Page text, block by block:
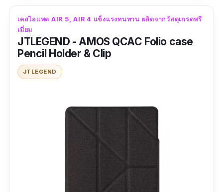
ใช้งาน รองรับฟังก์ชัน Wakeup/Sleep ไม่ส่งผลเสีย
ต่อหน้าจอ เพราะไม่ดันฟิล์ม หรือ ดันกระจก และมี
ช่องสำหรับ Finger Scan โดยเคสรุ่นนี้เป็นเคสที่
สามารถพับตั้งได้ 4 ระดับ ตั้งหรือนอนเอียงได้
หลากหลายองศา มั่นคงทุกองศา โดยเหมาะกับการ
เขียน ซึ่งเป็นแนวนอนต่ำ และโดดเด่นไปอีกขั้นกับ
ปลอกปากกาได้ เป็นเคสไอแพดที่ครบจบในที่เดียว
สำหรับหน้าจอ
เคสไอแพด AIR 5, AIR 4 แข็งแรงทนทาน ผลิตจากวัสดุเกรดพรี
เมี่ยม
JTLEGEND - AMOS QCAC Folio case
Pencil Holder & Clip
JTLEGEND